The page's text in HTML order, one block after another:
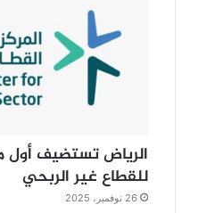
الرياض تستضيف أول
للقطاع غير الربحي
26 نوفمبر، 2025